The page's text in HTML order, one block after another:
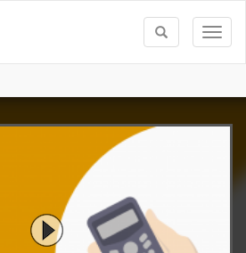
Toggle
search